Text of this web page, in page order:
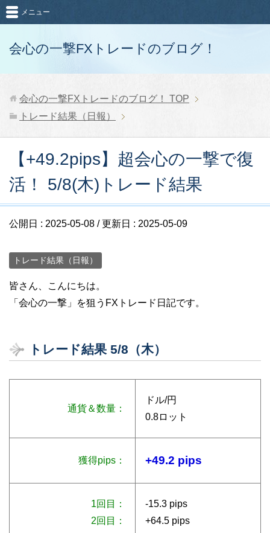
会心の一撃FXトレードのブログ！
メニュー
会心の一撃FXトレードのブログ！
TOP
トレード結果（日報）
【+49.2pips】超会心の一撃で復
活！ 5/8(木)トレード結果
公開日 : 2025-05-08 / 更新日 : 2025-05-09
トレード結果（日報）
皆さん、こんにちは。
「会心の一撃」を狙うFXトレード日記です。
トレード結果 5/8（木）
通貨＆数量：
ドル/円
0.8ロット
獲得pips： +49.2 pips
1回目：
2回目：
-15.3 pips
+64.5 pips